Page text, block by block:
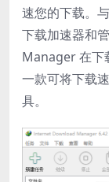
速您的下载。
下载加速器和
Manager 在下
一款可将下载
具。